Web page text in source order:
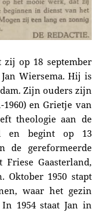
zij op 18 september
Wierse­ma. Hij is
Zijn ouders zijn
1960) en Grietje van
theologie aan de
en begint op 13
de gereformeerde
Gaasterland,
Oktober 1950 stapt
waar het gezin
1954 staat Jan in